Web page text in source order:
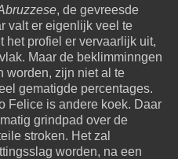
, de gevreesde
valt er eigenlijk veel te
het profiel er vervaarlijk uit,
Maar de beklimminngen
worden, zijn niet al te
gematigde percentages.
Felice is andere koek. Daar
grindpad over de
stroken. Het zal
worden, na een